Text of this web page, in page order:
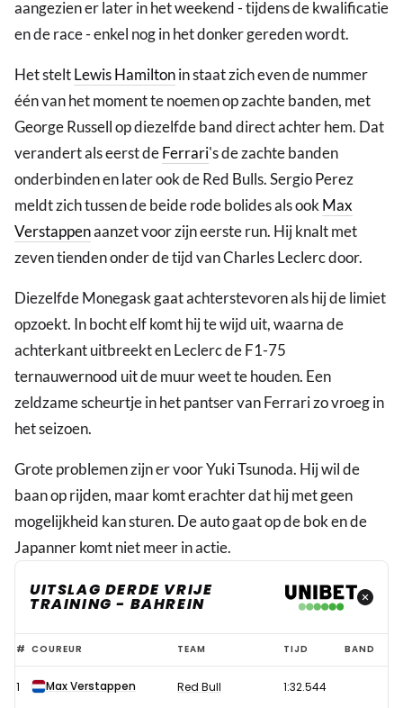
aangezien er later in het weekend - tijdens de kwalificatie
en de race - enkel nog in het donker gereden wordt.
Het steltLewis Hamiltonin staat zich even de nummer
één van het moment te noemen op zachte banden, met
George Russell op diezelfde band direct achter hem. Dat
verandert als eerst deFerrari's de zachte banden
onderbinden en later ook de Red Bulls. Sergio Perez
meldt zich tussen de beide rode bolides als ookMax
Verstappenaanzet voor zijn eerste run. Hij knalt met
zeven tienden onder de tijd van Charles Leclerc door.
Diezelfde Monegask gaat achterstevoren als hij de limiet
opzoekt. In bocht elf komt hij te wijd uit, waarna de
achterkant uitbreekt en Leclerc de F1-75
ternauwernood uit de muur weet te houden. Een
zeldzame scheurtje in het pantser van Ferrari zo vroeg in
het seizoen.
Grote problemen zijn er voor Yuki Tsunoda. Hij wil de
baan op rijden, maar komt erachter dat hij met geen
mogelijkheid kan sturen. De auto gaat op de bok en de
Japanner komt niet meer in actie.
UITSLAG DERDE VRIJE
TRAINING - BAHREIN
Verstappen
slaat
aanvallen
# COUREUR TEAM TIJD BAND
1 Max Verstappen Red Bull 1:32.544